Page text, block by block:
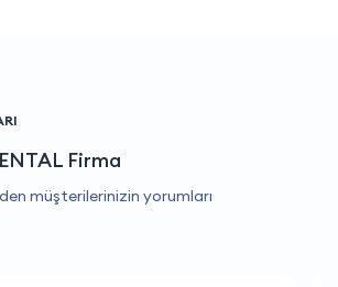
Firma
müşterilerinizin yorumları